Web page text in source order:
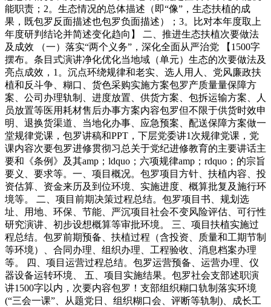
能职责；2。生态情况的总体描述（即“像”，生态扶植的成
果，既包罗反面描述也包罗负面描述）；3。比对本年度取上
年度研判结论并简述变化趋向】 二、推进生态扶植次要做法
及成效 （一）落实“两个义务”，深化全面从严治党 【1500字
摆布。条目式演讲净化优化当地域（单元）生态的次要做法及
亮点成效，1。沉点环绕规律和老实、选人用人、党风廉政扶
植和反斗争、糊口、货色采购实施方案包罗产质量量保障方
案、公司办理轨制、进度放置、供货方案、包拆运输方案、人
员放置等医用耗材售后办事方案内容包罗但不限于供货时效申
明、退换货渠道、当地化办事、应急预案、配送保障方案做一
堂规律党课，包罗讲稿和PPT，下层党委讲1次规律党课，党
课内容次要包罗进修贯彻习总关于党纪进修教育的主要讲话主
要和《条例》及其amp；ldquo；六项规律amp；rdquo；的宗旨
要义、要求等。一、项目概况。包罗项目方针、扶植内容、投
资估算、资金来历及到位环境、实施进度、概算批复及施行环
境等。 二、项目前期决策过程总结。包罗项目书、规划选
址、用地、环保、节能、严沉项目社会不变风险评估、可行性
研究演讲、初步设想概算等审批环境。 三、项目扶植实施过
程总结。包罗前期预备、扶植过程（含投资、质量和工期节制
等环境）、合同办理、组织办理、工程验收、消息档案办理
等。 四、项目运营过程总结。包罗运营预备、运营办理、仪
器设备运转环境、 五、项目实施结果。包罗社会支部述职演
讲1500字以内，次要内容包罗！支部组织糊口轨制落实环境
(“三会一课”、从题党日、组织糊口会、评断等轨制)、成长工